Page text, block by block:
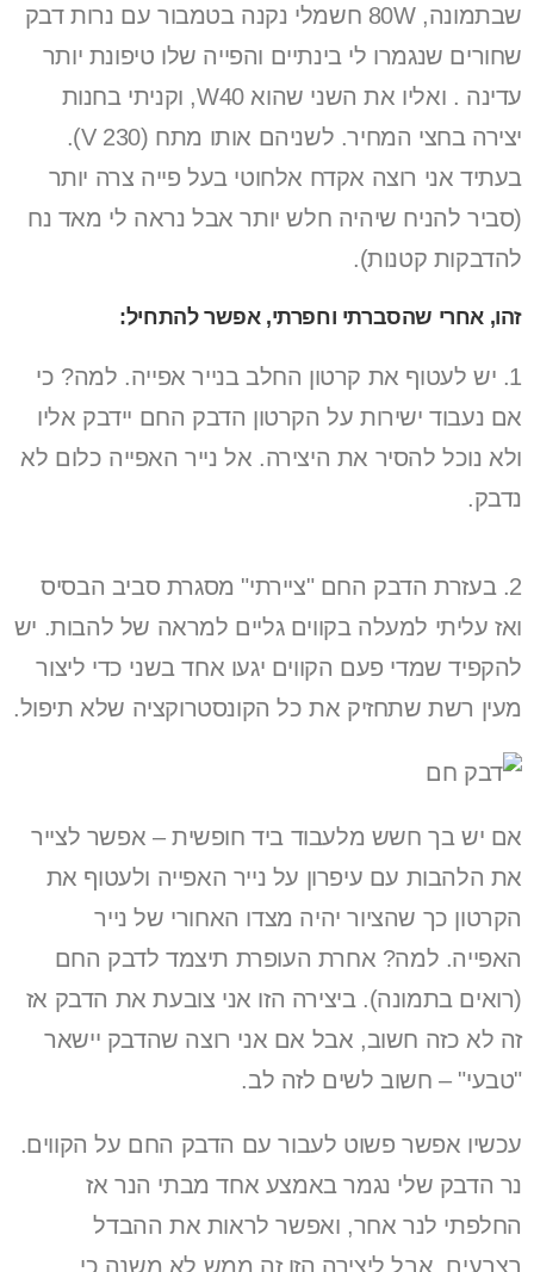
שבתמונה, 80W חשמלי נקנה בטמבור עם נרות דבק
שחורים שנגמרו לי בינתיים והפייה שלו טיפונת יותר
עדינה . ואליו את השני שהוא W40, וקניתי בחנות
יצירה בחצי המחיר. לשניהם אותו מתח (230 V).
בעתיד אני רוצה אקדח אלחוטי בעל פייה צרה יותר
(סביר להניח שיהיה חלש יותר אבל נראה לי מאד נח
להדבקות קטנות).
זהו, אחרי שהסברתי וחפרתי,אפשר להתחיל:
1. יש לעטוף את קרטון החלב בנייר אפייה. למה? כי
אם נעבוד ישירות על הקרטון הדבק החם יידבק אליו
ולא נוכל להסיר את היצירה. אל נייר האפייה כלום לא
נדבק.
2. בעזרת הדבק החם "ציירתי" מסגרת סביב הבסיס
ואז עליתי למעלה בקווים גליים למראה של להבות. יש
להקפיד שמדי פעם הקווים יגעו אחד בשני כדי ליצור
מעין רשת שתחזיק את כל הקונסטרוקציה שלא תיפול.
אם יש בך חשש מלעבוד ביד חופשית – אפשר לצייר
את הלהבות עם עיפרון על נייר האפייה ולעטוף את
הקרטון כך שהציור יהיה מצדו האחורי של נייר
האפייה. למה? אחרת העופרת תיצמד לדבק החם
(רואים בתמונה). ביצירה הזו אני צובעת את הדבק אז
זה לא כזה חשוב, אבל אם אני רוצה שהדבק יישאר
"טבעי" – חשוב לשים לזה לב.
עכשיו אפשר פשוט לעבור עם הדבק החם על הקווים.
נר הדבק שלי נגמר באמצע אחד מבתי הנר אז
החלפתי לנר אחר, ואפשר לראות את ההבדל
בצבעים. אבל ליצירה הזו זה ממש לא משנה כי